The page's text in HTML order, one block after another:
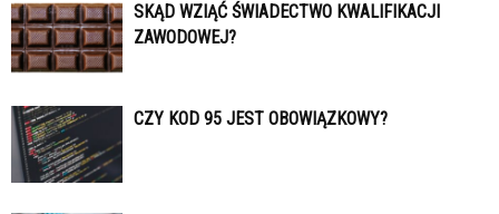
SKĄD WZIĄĆ ŚWIADECTWO KWALIFIKACJI
ZAWODOWEJ?
CZY KOD 95 JEST OBOWIĄZKOWY?